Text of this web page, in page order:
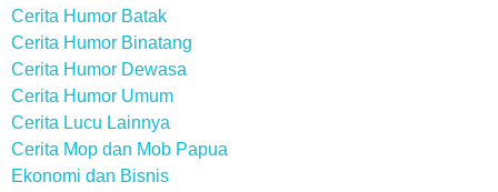
Cerita Humor Batak
Cerita Humor Binatang
Cerita Humor Dewasa
Cerita Humor Umum
Cerita Lucu Lainnya
Cerita Mop dan Mob Papua
Ekonomi dan Bisnis